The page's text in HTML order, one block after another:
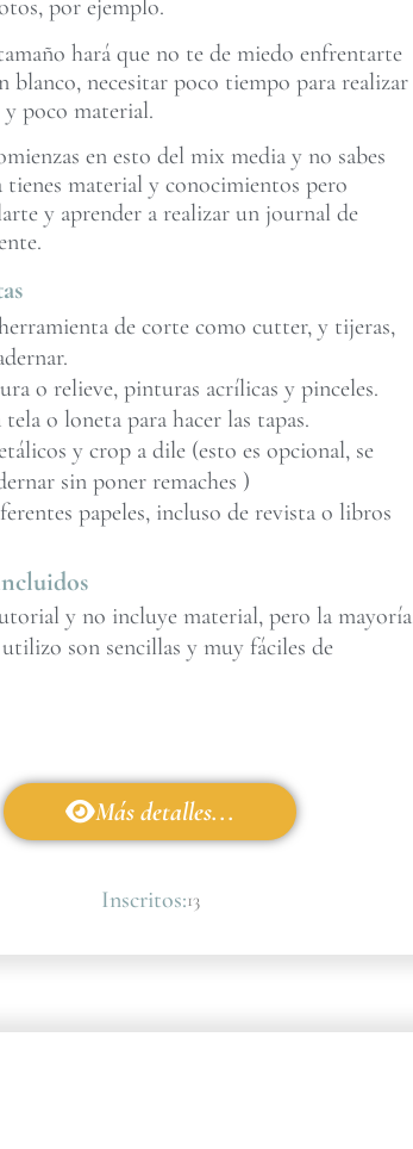
por ejemplo.
hará que no te de miedo enfrentarte
blanco, necesitar poco tiempo para realizar
poco material.
en esto del mix media y no sabes
tienes material y conocimientos pero
y aprender a realizar un journal de
de corte como cutter, y tijeras,
o relieve, pinturas acrílicas y pinceles.
o loneta para hacer las tapas.
y crop a dile (esto es opcional, se
sin poner remaches )
papeles, incluso de revista o libros
y no incluye material, pero la mayoría
utilizo son sencillas y muy fáciles de
Más detalles...
Inscritos:13